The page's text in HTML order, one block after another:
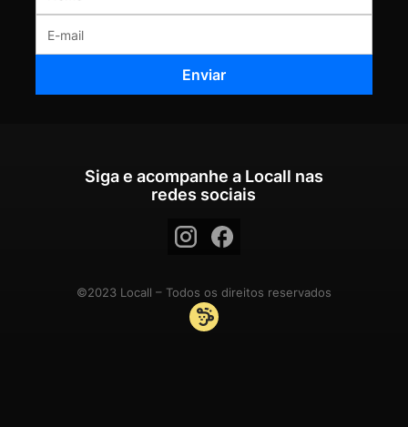
Siga e acompanhe a Locall nas
redes sociais
©2023 Locall – Todos os direitos reservados